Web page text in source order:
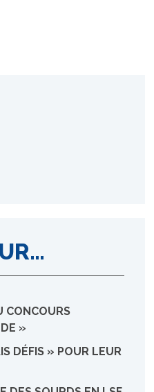
CONCOURS
»
DÉFIS » POUR LEUR